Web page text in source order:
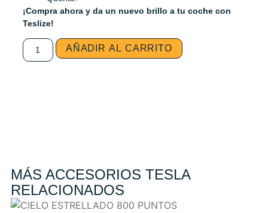
¡Compra ahora y da un nuevo brillo a tu coche con
Teslize!
AÑADIR AL CARRITO
MÁS ACCESORIOS TESLA
RELACIONADOS